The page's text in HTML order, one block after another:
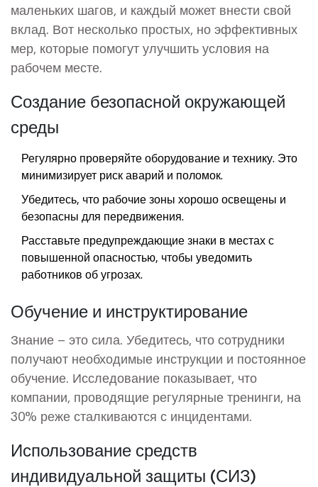
маленьких шагов, и каждый может внести свой
вклад. Вот несколько простых, но эффективных
мер, которые помогут улучшить условия на
рабочем месте.
Создание безопасной окружающей
среды
Регулярно проверяйте оборудование и технику. Это
минимизирует риск аварий и поломок.
Убедитесь, что рабочие зоны хорошо освещены и
безопасны для передвижения.
Расставьте предупреждающие знаки в местах с
повышенной опасностью, чтобы уведомить
работников об угрозах.
Обучение и инструктирование
Знание – это сила. Убедитесь, что сотрудники
получают необходимые инструкции и постоянное
обучение. Исследование показывает, что
компании, проводящие регулярные тренинги, на
30% реже сталкиваются с инцидентами.
Использование средств
индивидуальной защиты (СИЗ)